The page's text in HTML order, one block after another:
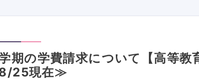
期の学費請求について【高等
25現在≫